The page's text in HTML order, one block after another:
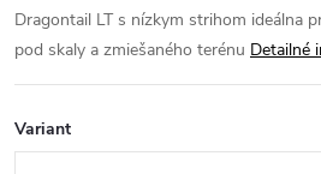
Dragontail LT s nízkym strihom ideálna
pod skaly a zmiešaného terénu Detailné
Variant